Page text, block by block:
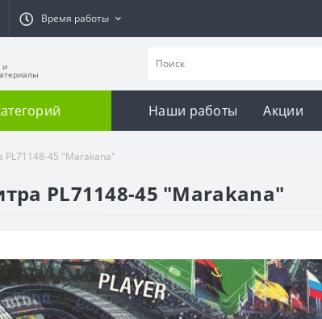
Время работы
и
Наши работы Акции
45 "Marakana"
PL71148-45 "Marakana"